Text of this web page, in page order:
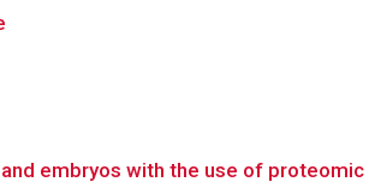
embryos with the use of proteomic